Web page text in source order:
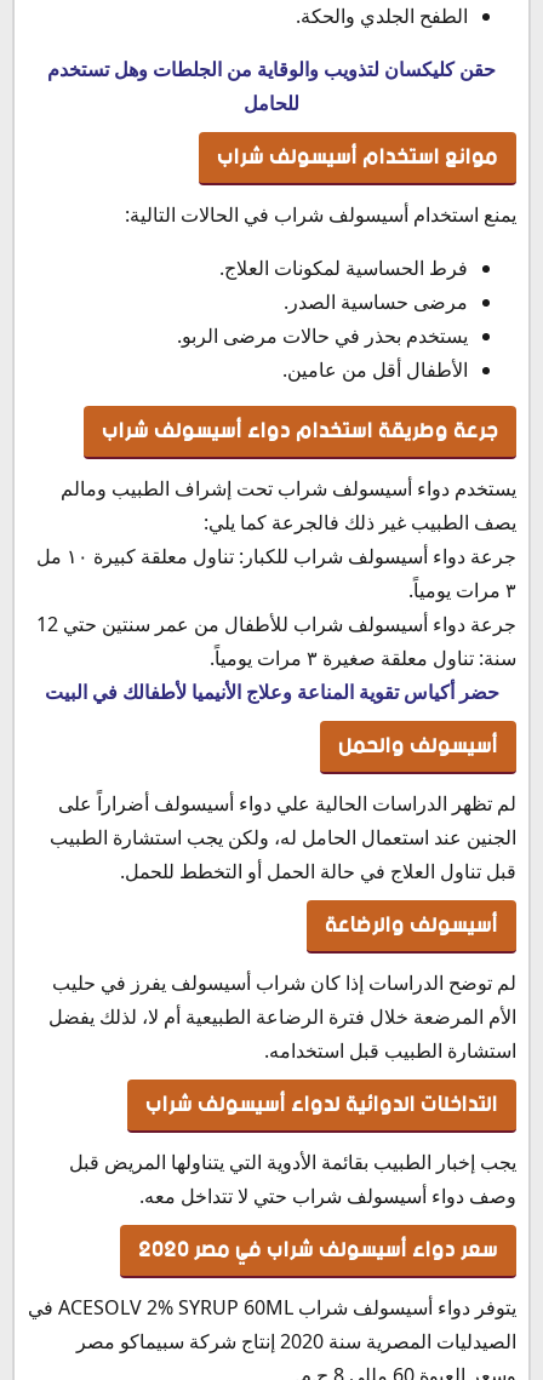
الطفح الجلدي والحكة.
حقن كليكسان لتذويب والوقاية من الجلطات وهل تستخدم
للحامل
موانع استخدام أسيسولف شراب
يمنع استخدام أسيسولف شراب في الحالات التالية:
فرط الحساسية لمكونات العلاج.
مرضى حساسية الصدر.
يستخدم بحذر في حالات مرضى الربو.
الأطفال أقل من عامين.
جرعة وطريقة استخدام دواء أسيسولف شراب
يستخدم دواء أسيسولف شراب تحت إشراف الطبيب ومالم
يصف الطبيب غير ذلك فالجرعة كما يلي:
جرعة دواء أسيسولف شراب للكبار: تناول معلقة كبيرة ١٠ مل
٣ مرات يومياً.
جرعة دواء أسيسولف شراب للأطفال من عمر سنتين حتي 12
سنة: تناول معلقة صغيرة ٣ مرات يومياً.
حضر أكياس تقوية المناعة وعلاج الأنيميا لأطفالك في البيت
أسيسولف والحمل
لم تظهر الدراسات الحالية علي دواء أسيسولف أضراراً على
الجنين عند استعمال الحامل له، ولكن يجب استشارة الطبيب
قبل تناول العلاج في حالة الحمل أو التخطط للحمل.
أسيسولف والرضاعة
لم توضح الدراسات إذا كان شراب أسيسولف يفرز في حليب
الأم المرضعة خلال فترة الرضاعة الطبيعية أم لا، لذلك يفضل
استشارة الطبيب قبل استخدامه.
التداخلات الدوائية لدواء أسيسولف شراب
يجب إخبار الطبيب بقائمة الأدوية التي يتناولها المريض قبل
وصف دواء أسيسولف شراب حتي لا تتداخل معه.
سعر دواء أسيسولف شراب في مصر 2020
يتوفر دواء أسيسولف شراب ACESOLV 2% SYRUP 60ML في
الصيدليات المصرية سنة 2020 إنتاج شركة سبيماكو مصر